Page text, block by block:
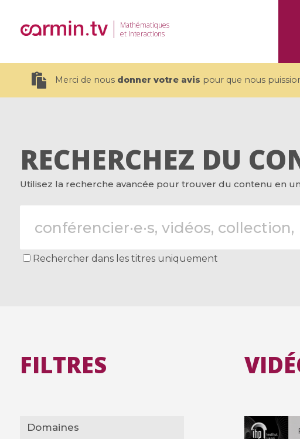
Mathématiques
et Interactions
Merci de nous donner votre avis pour que nous
19 videos
CEMRACS 2026 : Modeling and AI
Recherche Avancée en Calcul
Coulomb
affines
RECHERCHEZ DU
Utilisez la recherche avancée pour trouver du contenu en
Rechercher dans les titres uniquement
FILTRES
Domaines